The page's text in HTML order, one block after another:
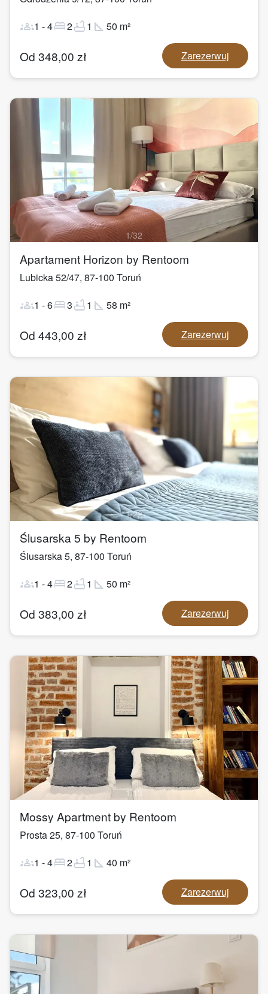
groups1 -4bed2bathtub1 square_foot 50 m²
Od 348,00 zł Zarezerwuj
1/32
Apartament Horizon by Rentoom
Lubicka 52/47, 87-100 Toruń
groups1 -6bed3bathtub1 square_foot 58 m²
Od 443,00 zł Zarezerwuj
1/22
Ślusarska 5 by Rentoom
Ślusarska 5, 87-100 Toruń
groups1 -4bed2bathtub1 square_foot 50 m²
Od 383,00 zł Zarezerwuj
1 /13
Mossy Apartment by Rentoom
Prosta 25, 87-100 Toruń
groups1 -4bed2bathtub1 square_foot 40 m²
Od 323,00 zł Zarezerwuj